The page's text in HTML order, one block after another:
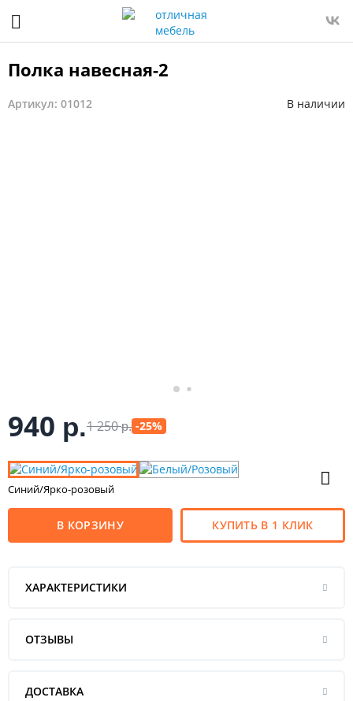
Полка навесная-2
Артикул: 01012 В наличии
940 р.1 250р. -25%
Синий/Ярко-розовый
В КОРЗИНУ КУПИТЬ В 1 КЛИК
ХАРАКТЕРИСТИКИ
ОТЗЫВЫ
ДОСТАВКА